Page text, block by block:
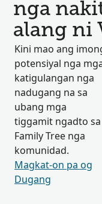
nga
alang ni
Kini mao ang
potensiyal nga
katigulangan nga
nadugang na sa
ubang mga
tiggamit ngadto sa
Family Tree nga
komunidad.
Magkat-on pa og
Dugang